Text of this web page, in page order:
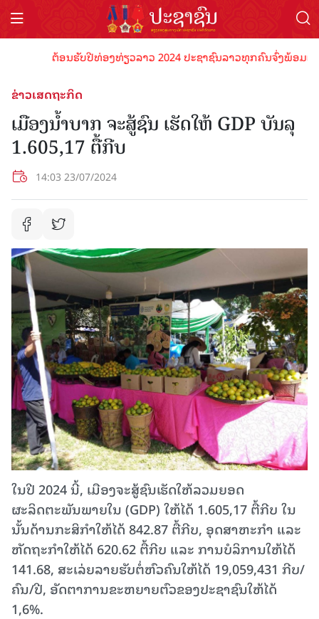
ຕ້ອນຮັບປີທ່ອງທ່ຽວລາວ 2024 ປະຊາຊົນລາວທຸກຄົນຈົ່ງພ້ອມເປັ
ຂ່າວເສດຖະກິດ
ເມືອງນໍ້າບາກ ຈະສູ້ຊົນ ເຮັດ​ໃຫ້ GDP ​​ບັນ​ລຸ
1.605,17 ຕື້ກີບ
14:03 23/07/2024
ໃນປີ 2024 ນີ້, ເມືອງຈະສູ້ຊົນເຮັດໃຫ້ລວມຍອດ
ຜະລິດຕະພັນພາຍໃນ (GDP) ໃຫ້ໄດ້ 1.605,17 ຕື້ກີບ ໃນ
ນັ້ນດ້ານກະສິກຳໃຫ້ໄດ້ 842.87 ຕື້ກີບ, ອຸດສາຫະກຳ ແລະ
ຫັດຖະກຳໃຫ້ໄດ້ 620.62 ຕື້ກີບ ແລະ ການບໍລິການໃຫ້ໄດ້
141.68, ສະເລ່ຍລາຍຮັບຕໍ່ຫົວຄົນໃຫ້ໄດ້ 19,059,431 ກີບ/
ຄົນ/ປີ, ອັດຕາການຂະຫຍາຍຕົວຂອງປະຊາຊົນໃຫ້ໄດ້
1,6%.